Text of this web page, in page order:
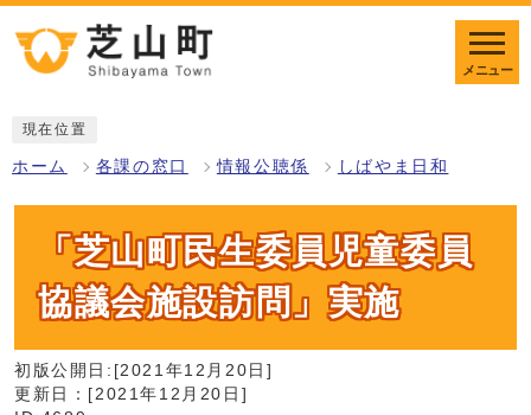
メニュー
現在位置
ホーム 各課の窓口 情報公聴係 しばやま日和
「芝山町民生委員児童委員
協議会施設訪問」実施
初版公開日:[2021年12月20日]
更新日：[2021年12月20日]